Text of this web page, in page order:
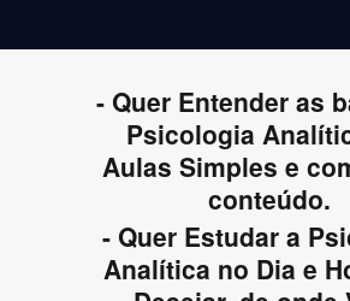
- Quer Entender as
Psicologia
Aulas Simples e
conteúdo.
- Quer Estudar a
Analítica no Dia e